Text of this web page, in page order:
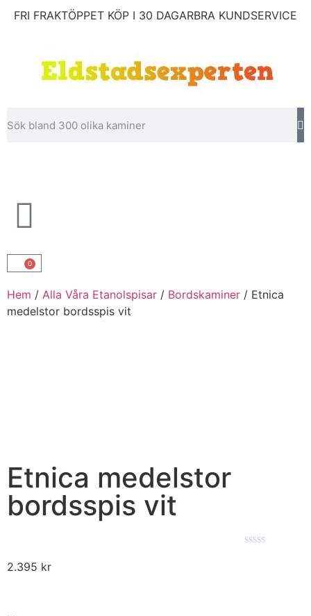
FRI FRAKTÖPPET KÖP I 30 DAGARBRA KUNDSERVICE
0
Hem / Alla Våra Etanolspisar / Bordskaminer / Etnica
medelstor bordsspis vit
Etnica medelstor
bordsspis vit
2.395 kr